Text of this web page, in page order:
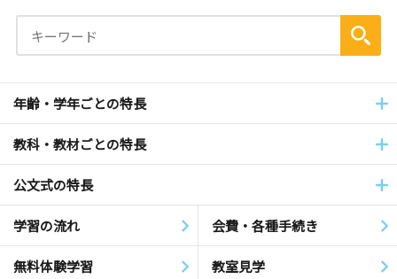
年齢・学年ごとの特長
教科・教材ごとの特長
公文式の特長
学習の流れ 会費・各種手続き
無料体験学習 教室見学